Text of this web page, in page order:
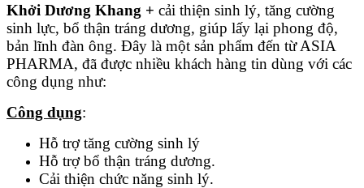
Khởi Dương Khang + cải thiện sinh lý, tăng cường
sinh lực, bổ thận tráng dương, giúp lấy lại phong độ,
bản lĩnh đàn ông. Đây là một sản phẩm đến từ ASIA
PHARMA, đã được nhiều khách hàng tin dùng với các
công dụng như:
Công dụng:
Hỗ trợ tăng cường sinh lý
Hỗ trợ bổ thận tráng dương.
Cải thiện chức năng sinh lý.